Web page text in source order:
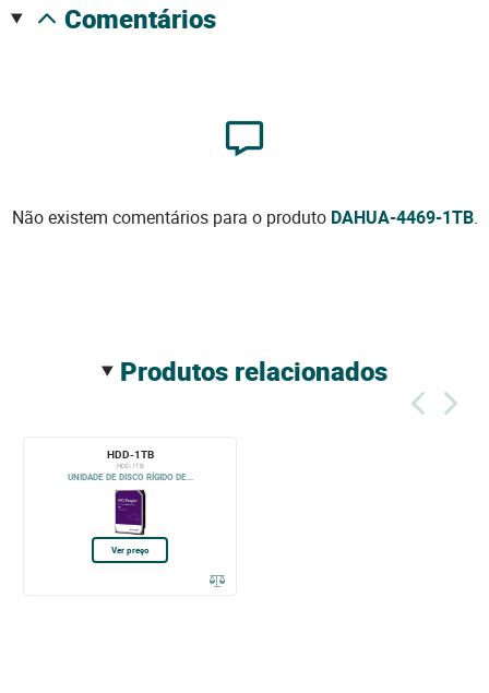
comentários
Não existem comentários para o produto DAHUA-4469-1TB.
produtos relacionados
HDD-1TB
HDD-1TB
UNIDADE DE DISCO RÍGIDO DE...
Ver preço